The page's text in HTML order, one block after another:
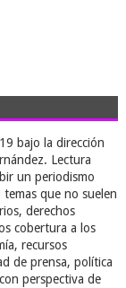
bajo la dirección
Lectura
un periodismo
que no suelen
derechos
cobertura a los
recursos
de prensa, política
perspectiva de